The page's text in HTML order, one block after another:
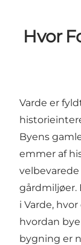
Hvor
Varde er
Byens
emmer af
i Varde, hvor
hvordan
bygning er